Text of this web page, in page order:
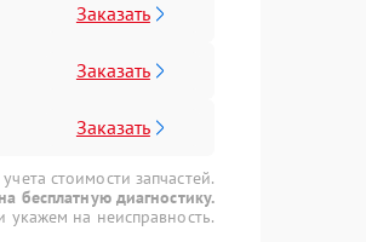
Заказать
Заказать
Заказать
стоимости запчастей.
бесплатную диагностику.
на неисправность.